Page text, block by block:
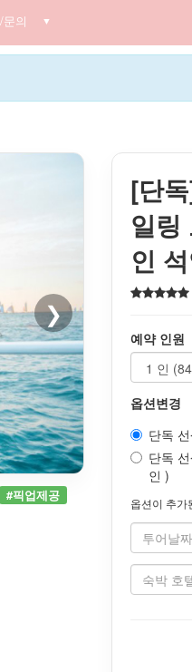
의 ▼
❯
#픽업제공
[단
일링
인
예약 인원
옵션변경
단독
단독
인 )
옵션이 추가